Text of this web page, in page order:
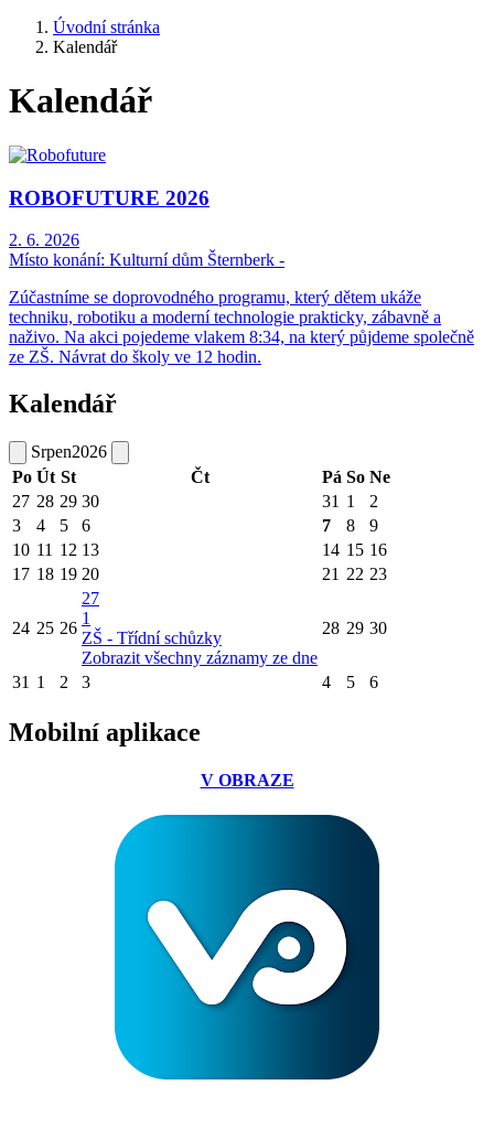
Úvodní stránka
Kalendář
Kalendář
ROBOFUTURE 2026
2. 6. 2026
Místo konání: Kulturní dům Šternberk -
Zúčastníme se doprovodného programu, který dětem ukáže
techniku, robotiku a moderní technologie prakticky, zábavně a
naživo. Na akci pojedeme vlakem 8:34, na který půjdeme společně
ze ZŠ. Návrat do školy ve 12 hodin.
Kalendář
Srpen2026
Po Út St Čt Pá So Ne
27 28 29 30 31 1
2
3
4 5 6 7 8
9
10 11 12 13 14 15 16
17 18 19 20 21 22 23
24 25 26
27
1
ZŠ - Třídní schůzky
Zobrazit všechny záznamy ze dne
28 29 30
31 1 2 3 4 5 6
Mobilní aplikace
V OBRAZE